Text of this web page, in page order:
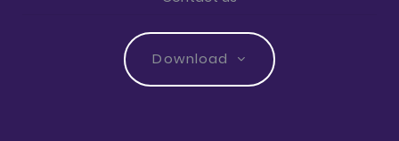
Download